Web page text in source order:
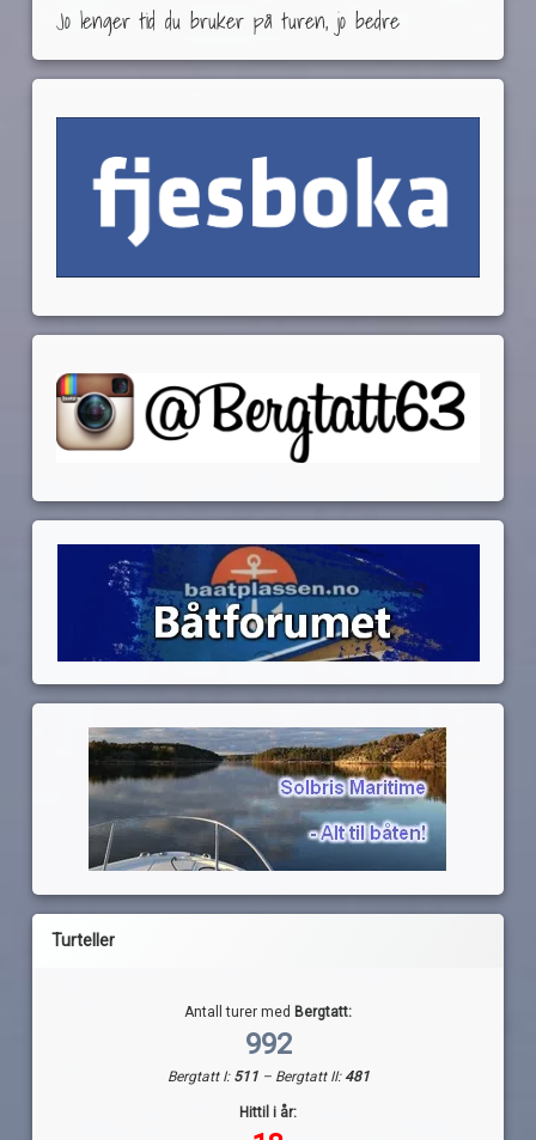
Jo lenger tid du bruker på turen, jo bedre
Turteller
Antall turer med Bergtatt:
992
Bergtatt I: 511 – Bergtatt II:481
Hittil i år: